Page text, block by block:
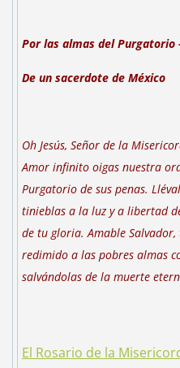
Por las almas del Purgatorio
De un sacerdote de México
Oh Jesús, Señor de la
Amor infinito oigas nuestra
Purgatorio de sus penas.
tinieblas a la luz y a libertad
de tu gloria. Amable
redimido a las pobres almas
salvándolas de la muerte
El Rosario de la